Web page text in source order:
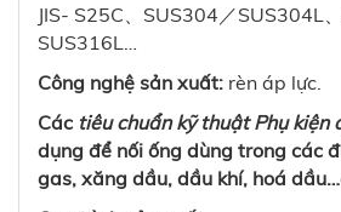
JIS- S25C、SUS304／SUS304L
SUS316L…
Công nghệ sản xuất: rèn áp lực.
Các tiêu chuẩn kỹ thuật Phụ kiện
dụng để nối ống dùng trong các
gas, xăng dầu, dầu khí, hoá